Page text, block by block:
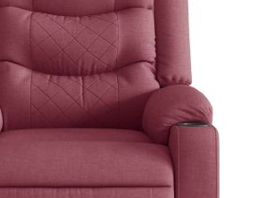
informativ. Adăugați produsul în
unde veți putea selecta detaliile
таблица е с информационна цел.
в количката си с бутона "Добави в
поръчка ще можете да изберете броя
таблица е с информационна цел.